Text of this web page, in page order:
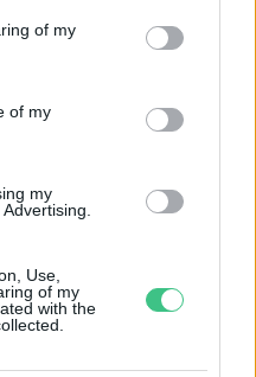
of my
of my
my
Use,
of my
with the
a népi gyógyászatban
a 160 éves